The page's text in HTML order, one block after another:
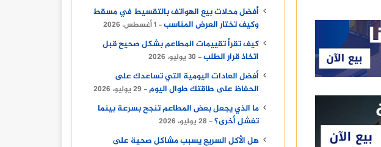
أفضل محلات بيع الهواتف بالتقسيط في مسقط
وكيف تختار العرض المناسب
1 أغسطس، 2026
كيف تقرأ تقييمات المطاعم بشكل صحيح قبل
اتخاذ قرار الطلب
30 يوليو، 2026
أفضل العادات اليومية التي تساعدك على
الحفاظ على طاقتك طوال اليوم
29 يوليو، 2026
ما الذي يجعل بعض المطاعم تنجح بسرعة بينما
تفشل أخرى؟
28 يوليو، 2026
هل الأكل السريع يسبب مشاكل صحية على